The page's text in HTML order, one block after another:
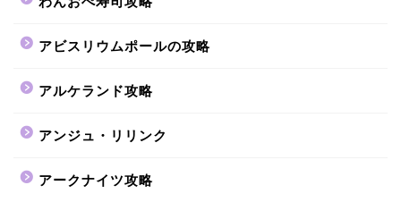
アビスリウムポールの攻略
アルケランド攻略
アンジュ・リリンク
アークナイツ攻略